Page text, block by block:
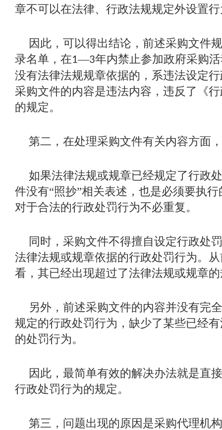
章不可以在法律、行政法规规定外设置
因此，可以得出结论，前述采购文件
录名单，在1—3年内禁止参加政府采购
没有法律法规规章依据的，系违法设定
采购文件的内容是违法内容，违反了《
的规定。
第二，在处理采购文件有关内容方面
如果法律法规或规章已经规定了行政
件没有“照抄”相关表述，也是必须要执
对于合法的行政处罚行为不必重复。
同时，采购文件不得擅自设定行政处
法律法规或规章依据的行政处罚行为。
看，其已经出现超过了法律法规或规章
另外，前述采购文件的内容并没有完
规定的行政处罚行为，缺少了某些已经
的处罚行为。
因此，最简单有效的解决办法就是直
行政处罚行为的规定。
第三，问题出现的原因是采购代理机